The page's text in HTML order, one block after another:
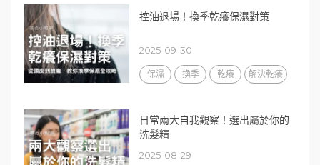
控油退場！換季乾癢保濕對策
2025-09-30
保濕 換季 乾癢 解決乾癢
日常兩大自我觀察！選出屬於你的
洗髮精
2025-08-29